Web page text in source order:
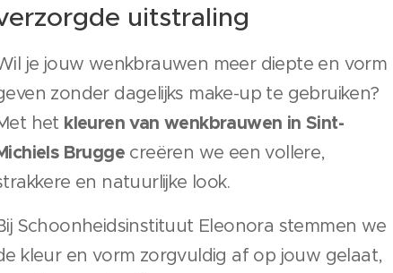
uitstraling
je jouw wenkbrauwen meer diepte en vorm
zonder dagelijks make-up te gebruiken?
het kleuren van wenkbrauwen in Sint-
Brugge creëren we een vollere,
en natuurlijke look.
Schoonheidsinstituut Eleonora stemmen we
kleur en vorm zorgvuldig af op jouw gelaat,